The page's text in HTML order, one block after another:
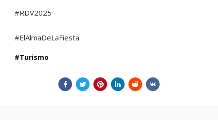
#RDV2025
#ElAlmaDeLaFiesta
Turismo